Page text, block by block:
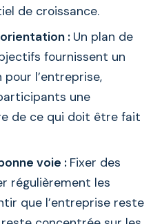
de croissance.
: Un plan de
fournissent un
pour l’entreprise,
une
de ce qui doit être fait
voie : Fixer des
régulièrement les
que l’entreprise reste